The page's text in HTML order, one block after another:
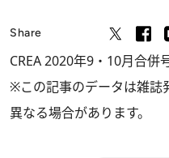
Share
CREA 2020年9・10月合併
※この記事のデータは雑誌
異なる場合があります。